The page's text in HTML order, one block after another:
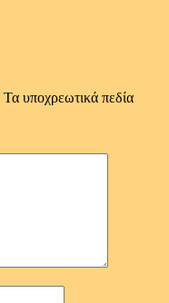
Τα υποχρεωτικά πεδία